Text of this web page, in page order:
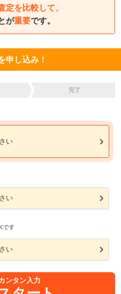
定を比較して、
が重要です。
申し込み！
完了
い
い
です
い
ンタン入力